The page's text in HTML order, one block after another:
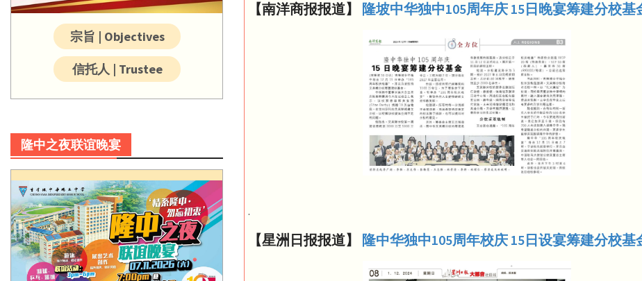
【南洋商报报道】 隆坡中华独中105周年庆 15日晚宴筹建分校基
.
【星洲日报报道】 隆中华独中105周年校庆 15日设宴筹建分校基
宗旨 | Objectives
信托人 | Trustee
隆中之夜联谊晚宴